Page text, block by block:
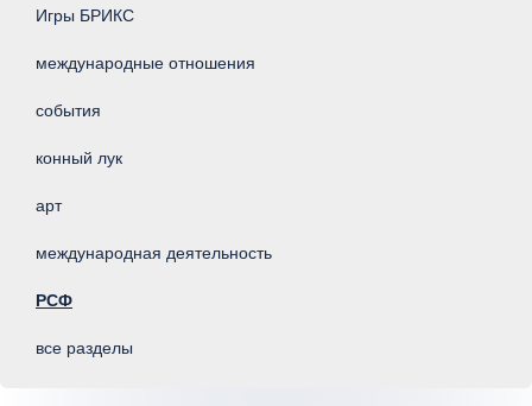
Игры БРИКС
международные отношения
события
конный лук
арт
международная деятельность
РСФ
все разделы